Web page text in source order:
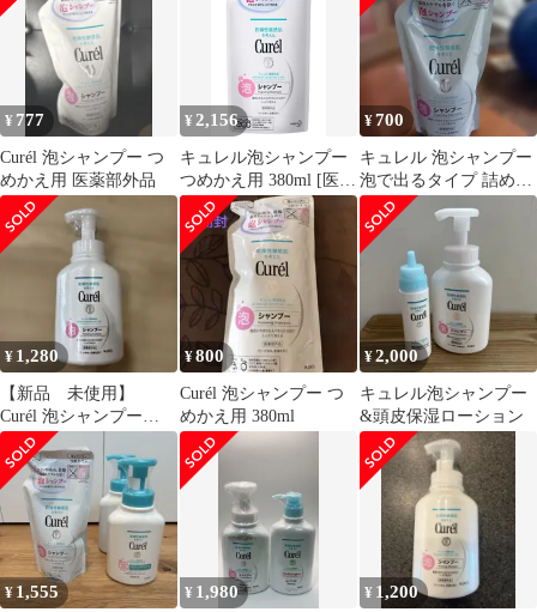
¥ 777
Curél 泡シャンプー つ
めかえ用 医薬部外品
¥ 2,156
キュレル泡シャンプー
つめかえ用 380ml [医薬
部外品]
¥700
キュレル 泡シャンプー
泡で出るタイプ 詰め替
え用 未開封
¥ 1,280
【新品 未使用】
Curél 泡シャンプー
480ml 本体 キュレル
¥800
Curél 泡シャンプー つ
めかえ用 380ml
¥2,000
キュレル泡シャンプー
&頭皮保湿ローション
¥ 1,555 ¥ 1,980 ¥ 1,200